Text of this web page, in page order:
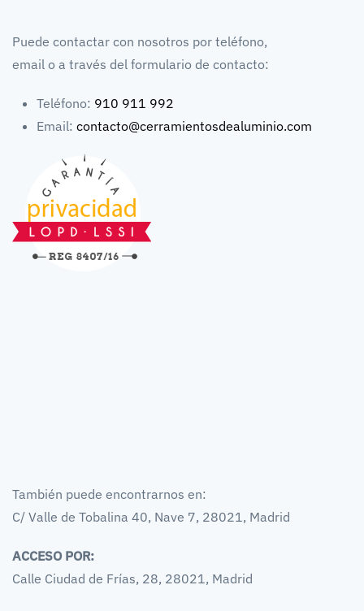
Puede contactar con nosotros por teléfono,
email o a través del formulario de contacto:
Teléfono: 910 911 992
Email: contacto@cerramientosdealuminio.com
También puede encontrarnos en:
C/ Valle de Tobalina 40, Nave 7, 28021, Madrid
ACCESO POR:
Calle Ciudad de Frías, 28, 28021, Madrid